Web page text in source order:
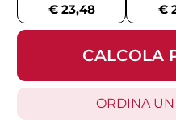
€ 23,48
€
CALCOLA
ORDINA